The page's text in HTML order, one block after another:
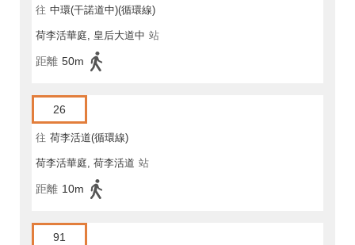
往 中環(干諾道中)(循環線)
荷李活華庭, 皇后大道中 站
距離 50m
26
往 荷李活道(循環線)
荷李活華庭, 荷李活道 站
距離 10m
91